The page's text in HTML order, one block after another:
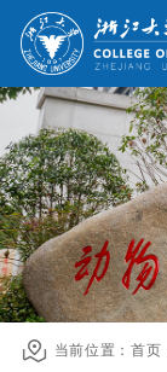
网站首页
院情总览
师资队伍
人才培养
科学研究
国际交流
当前位置：首页